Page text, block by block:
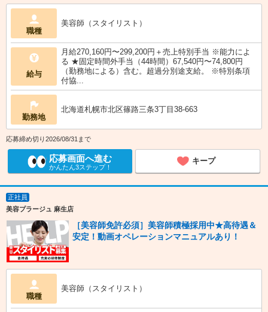
職種
美容師（スタイリスト）
給与
月給270,160円〜299,200円＋売上特別手当 ※能力によ
る ★固定時間外手当（44時間）67,540円〜74,800円
（勤務地による）含む。超過分別途支給。 ※特別条項
付協...
勤務地
北海道札幌市北区篠路三条3丁目38-663
応募締め切り2026/08/31まで
応募画面へ進む
かんたん3ステップ！
キープ
正社員
美容プラージュ 麻生店
［美容師免許必須］美容師積極採用中★高待遇＆
安定！動画オペレーションマニュアルあり！
職種
美容師（スタイリスト）